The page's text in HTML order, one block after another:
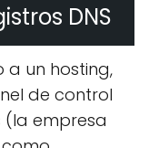
DNS
a un hosting,
de control
empresa